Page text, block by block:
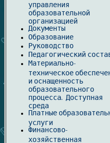
управления
образовательной
организацией
Документы
Образование
Руководство
Педагогический
Материально-
техническое
и оснащенность
образовательного
процесса. Доступная
среда
Платные
услуги
Финансово-
хозяйственная